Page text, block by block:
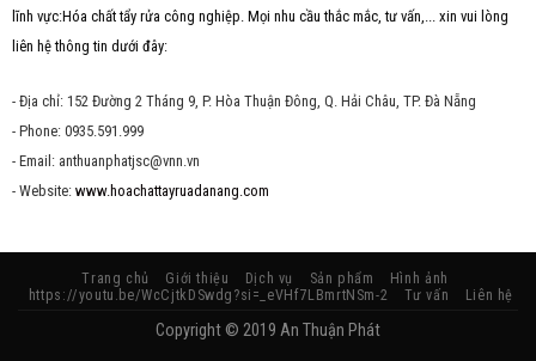
lĩnh vực:Hóa chất tẩy rửa công nghiệp. Mọi nhu cầu thắc mắc, tư vấn,... xin vui lòng
liên hệ thông tin dưới đây:
- Địa chỉ: 152 Đường 2 Tháng 9, P. Hòa Thuận Đông, Q. Hải Châu, TP. Đà Nẵng
- Phone: 0935.591.999
- Email: anthuanphatjsc@vnn.vn
- Website: www.hoachattayruadanang.com
Trang chủ Giới thiệu Dịch vụ Sản phẩm
Hình ảnh
https://youtu.be/WcCjtkDSwdg?si=_eVHf7LBmrtNSm-2
Tư vấn Liên hệ
Copyright © 2019 An Thuận Phát